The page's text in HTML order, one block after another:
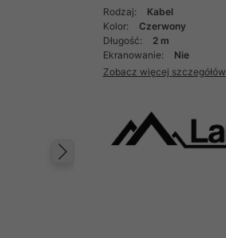
Rodzaj:
Kabel
Kolor:
Czerwony
Długość:
2 m
Ekranowanie:
Nie
Zobacz więcej szczegółów